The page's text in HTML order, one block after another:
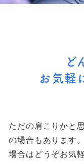
ど
お気軽
ただの肩こりかと
の場合もあります
場合はどうぞお気